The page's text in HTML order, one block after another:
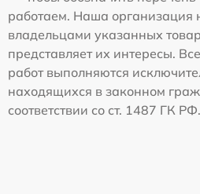
работаем. Наша
владельцами указанных
представляет их интересы.
работ выполняются
находящихся в законном
соответствии со ст. 1487 ГК РФ.